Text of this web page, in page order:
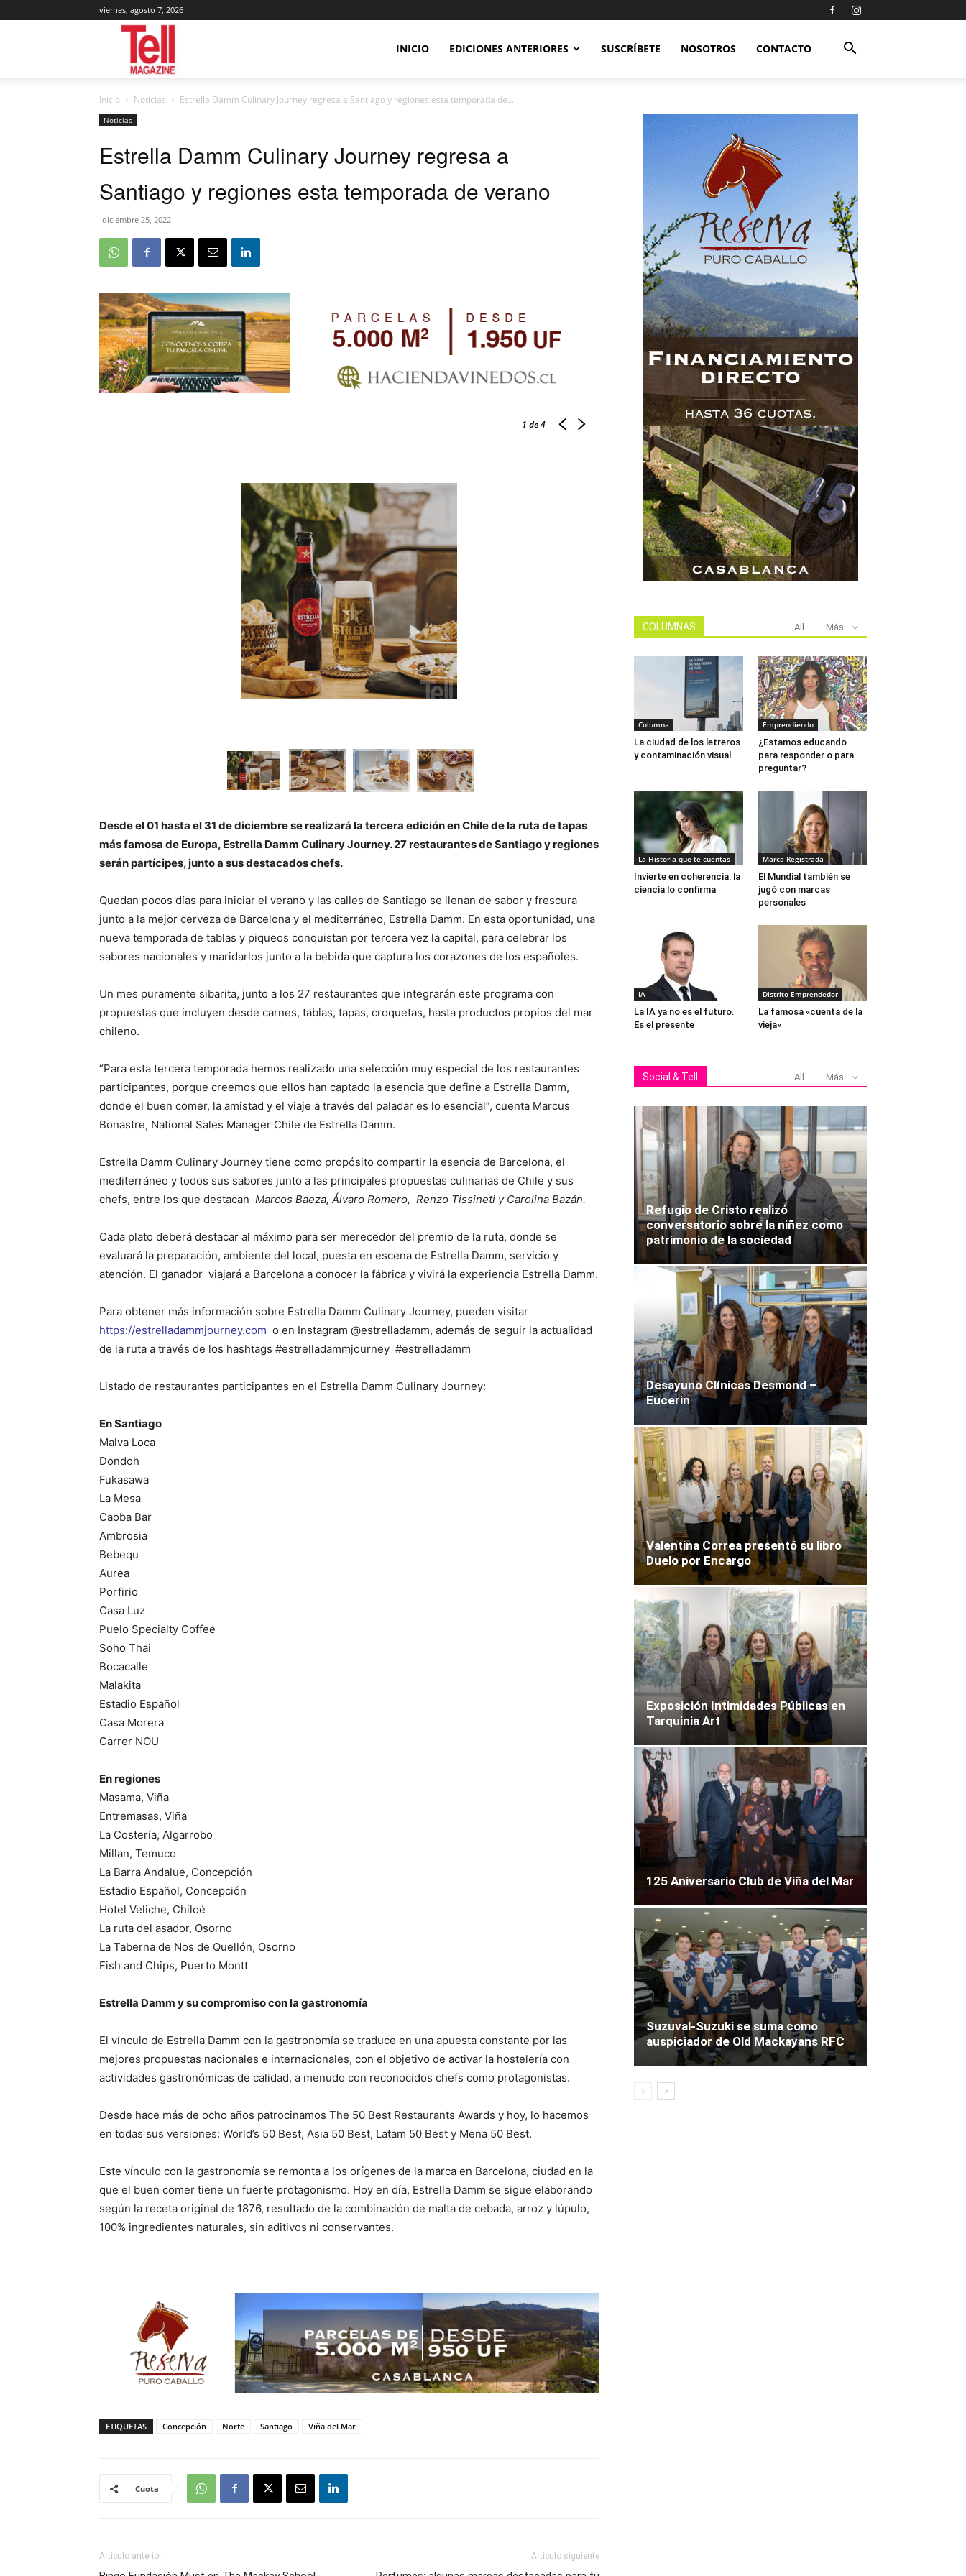
viernes, agosto 7, 2026
Magazine
INICIO EDICIONES ANTERIORES SUSCRÍBETE NOSOTROS CONTACTO
Inicio Noticias Estrella Damm Culinary Journey regresa a Santiago y regiones esta temporada de...
Noticias
Estrella Damm Culinary Journey regresa a
Santiago y regiones esta temporada de verano
diciembre 25, 2022
1 de 4
Desde el 01 hasta el 31 de diciembre se realizará la tercera edición en Chile de la ruta de tapas
más famosa de Europa, Estrella Damm Culinary Journey. 27 restaurantes de Santiago y regiones
serán partícipes, junto a sus destacados chefs.
Quedan pocos días para iniciar el verano y las calles de Santiago se llenan de sabor y frescura
junto a la mejor cerveza de Barcelona y el mediterráneo, Estrella Damm. En esta oportunidad, una
nueva temporada de tablas y piqueos conquistan por tercera vez la capital, para celebrar los
sabores nacionales y maridarlos junto a la bebida que captura los corazones de los españoles.
Un mes puramente sibarita, junto a los 27 restaurantes que integrarán este programa con
propuestas que incluyen desde carnes, tablas, tapas, croquetas, hasta productos propios del mar
chileno.
“Para esta tercera temporada hemos realizado una selección muy especial de los restaurantes
participantes, porque creemos que ellos han captado la esencia que define a Estrella Damm,
donde el buen comer, la amistad y el viaje a través del paladar es lo esencial”, cuenta Marcus
Bonastre, National Sales Manager Chile de Estrella Damm.
Estrella Damm Culinary Journey tiene como propósito compartir la esencia de Barcelona, el
mediterráneo y todos sus sabores junto a las principales propuestas culinarias de Chile y sus
chefs, entre los que destacan Marcos Baeza, Álvaro Romero, Renzo Tissineti y Carolina Bazán.
Cada plato deberá destacar al máximo para ser merecedor del premio de la ruta, donde se
evaluará la preparación, ambiente del local, puesta en escena de Estrella Damm, servicio y
atención. El ganador viajará a Barcelona a conocer la fábrica y vivirá la experiencia Estrella Damm.
Para obtener más información sobre Estrella Damm Culinary Journey, pueden visitar
https://estrelladammjourney.com o en Instagram @estrelladamm, además de seguir la actualidad
de la ruta a través de los hashtags #estrelladammjourney #estrelladamm
Listado de restaurantes participantes en el Estrella Damm Culinary Journey:
En Santiago
Malva Loca
Dondoh
Fukasawa
La Mesa
Caoba Bar
Ambrosia
Bebequ
Aurea
Porfirio
Casa Luz
Puelo Specialty Coffee
Soho Thai
Bocacalle
Malakita
Estadio Español
Casa Morera
Carrer NOU
En regiones
Masama, Viña
Entremasas, Viña
La Costería, Algarrobo
Millan, Temuco
La Barra Andalue, Concepción
Estadio Español, Concepción
Hotel Veliche, Chiloé
La ruta del asador, Osorno
La Taberna de Nos de Quellón, Osorno
Fish and Chips, Puerto Montt
Estrella Damm y su compromiso con la gastronomía
El vínculo de Estrella Damm con la gastronomía se traduce en una apuesta constante por las
mejores propuestas nacionales e internacionales, con el objetivo de activar la hostelería con
actividades gastronómicas de calidad, a menudo con reconocidos chefs como protagonistas.
Desde hace más de ocho años patrocinamos The 50 Best Restaurants Awards y hoy, lo hacemos
en todas sus versiones: World’s 50 Best, Asia 50 Best, Latam 50 Best y Mena 50 Best.
Este vínculo con la gastronomía se remonta a los orígenes de la marca en Barcelona, ciudad en la
que el buen comer tiene un fuerte protagonismo. Hoy en día, Estrella Damm se sigue elaborando
según la receta original de 1876, resultado de la combinación de malta de cebada, arroz y lúpulo,
100% ingredientes naturales, sin aditivos ni conservantes.
ETIQUETAS Concepción Norte Santiago Viña del Mar
Cuota
Artículo anterior Artículo siguiente
COLUMNAS All Más
Columna
La ciudad de los letreros
y contaminación visual
Emprendiendo
¿Estamos educando
para responder o para
preguntar?
La Historia que te cuentas
Invierte en coherencia: la
ciencia lo confirma
Marca Registrada
El Mundial también se
jugó con marcas
personales
IA
La IA ya no es el futuro.
Es el presente
Distrito Emprendedor
La famosa «cuenta de la
vieja»
Social & Tell All Más
Refugio de Cristo realizó
conversatorio sobre la niñez como
patrimonio de la sociedad
Desayuno Clínicas Desmond –
Eucerin
Valentina Correa presentó su libro
Duelo por Encargo
Exposición Intimidades Públicas en
Tarquinia Art
125 Aniversario Club de Viña del Mar
Suzuval-Suzuki se suma como
auspiciador de Old Mackayans RFC